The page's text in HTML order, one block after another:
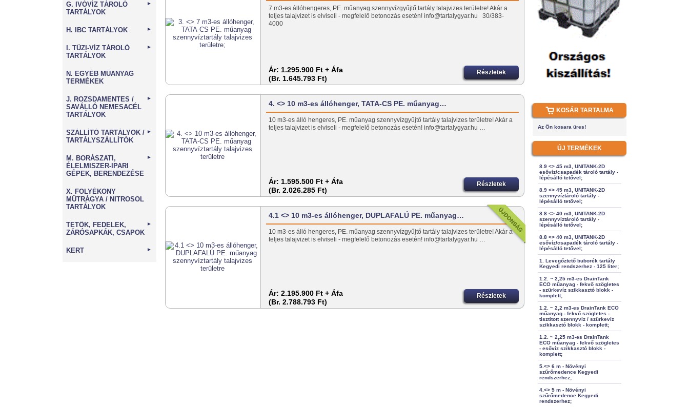
G. IVÓVÍZ TÁROLÓ
TARTÁLYOK
►
H. IBC TARTÁLYOK ►
I. TŰZI-VÍZ TÁROLÓ
TARTÁLYOK
►
N. EGYÉB MŰANYAG
TERMÉKEK
J. ROZSDAMENTES /
SAVÁLLÓ NEMESACÉL
TARTÁLYOK
►
SZÁLLÍTÓ TARTÁLYOK /
TARTÁLYSZÁLLÍTÓK
►
M. BORÁSZATI,
ÉLELMISZER-IPARI
GÉPEK, BERENDEZÉSE
►
X. FOLYÉKONY
MŰTRÁGYA / NITROSOL
TARTÁLYOK
TETŐK, FEDELEK,
ZÁRÓSAPKÁK, CSAPOK
►
KERT ►
7 m3-es állóhengeres, PE. műanyag szennyvízgyűjtő tartály talajvizes területre! Akár a
teljes talajvizet is elviseli - megfelelő betonozás esetén! info@tartalygyar.hu 30/383-
4000
Ár: 1.295.900 Ft + Áfa
(Br. 1.645.793 Ft)
Részletek
4. <> 10 m3-es állóhenger, TATA-CS PE. műanyag…
10 m3-es álló hengeres, PE. műanyag szennyvízgyűjtő tartály talajvizes területre! Akár a
teljes talajvizet is elviseli - megfelelő betonozás esetén! info@tartalygyar.hu …
Ár: 1.595.500 Ft + Áfa
(Br. 2.026.285 Ft)
Részletek
4.1 <> 10 m3-es állóhenger, DUPLAFALÚ PE. műanyag…
10 m3-es álló hengeres, PE. műanyag szennyvízgyűjtő tartály talajvizes területre! Akár a
teljes talajvizet is elviseli - megfelelő betonozás esetén! info@tartalygyar.hu …
Ár: 2.195.900 Ft + Áfa
(Br. 2.788.793 Ft)
Részletek
KOSÁR TARTALMA
Az Ön kosara üres!
ÚJ TERMÉKEK
8.9 <> 45 m3, UNITANK-2D
esővíz/csapadék tároló tartály -
lépésálló tetővel;
8.9 <> 45 m3, UNITANK-2D
szennyvíztároló tartály -
lépésálló tetővel;
8.8 <> 40 m3, UNITANK-2D
szennyvíztároló tartály -
lépésálló tetővel;
8.8 <> 40 m3, UNITANK-2D
esővíz/csapadék tároló tartály -
lépésálló tetővel;
1. Levegőztető buborék tartály
Kegyedi rendszerhez - 125 liter;
1.2. ~ 2,25 m3-es DrainTank
ECO műanyag - fekvő szögletes
- szürkevíz szikkasztó blokk -
komplett;
1.2. ~ 2,2 m3-es DrainTank ECO
műanyag - fekvő szögletes -
tisztított szennyvíz / szürkevíz
szikkasztó blokk - komplett;
1.2. ~ 2,25 m3-es DrainTank
ECO műanyag - fekvő szögletes
- esővíz szikkasztó blokk -
komplett;
5.<> 6 m - Növényi
szűrőmedence Kegyedi
rendszerhez;
4.<> 5 m - Növényi
szűrőmedence Kegyedi
rendszerhez;